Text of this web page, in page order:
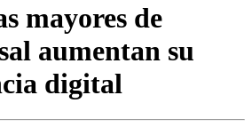
mayores de
aumentan su
digital